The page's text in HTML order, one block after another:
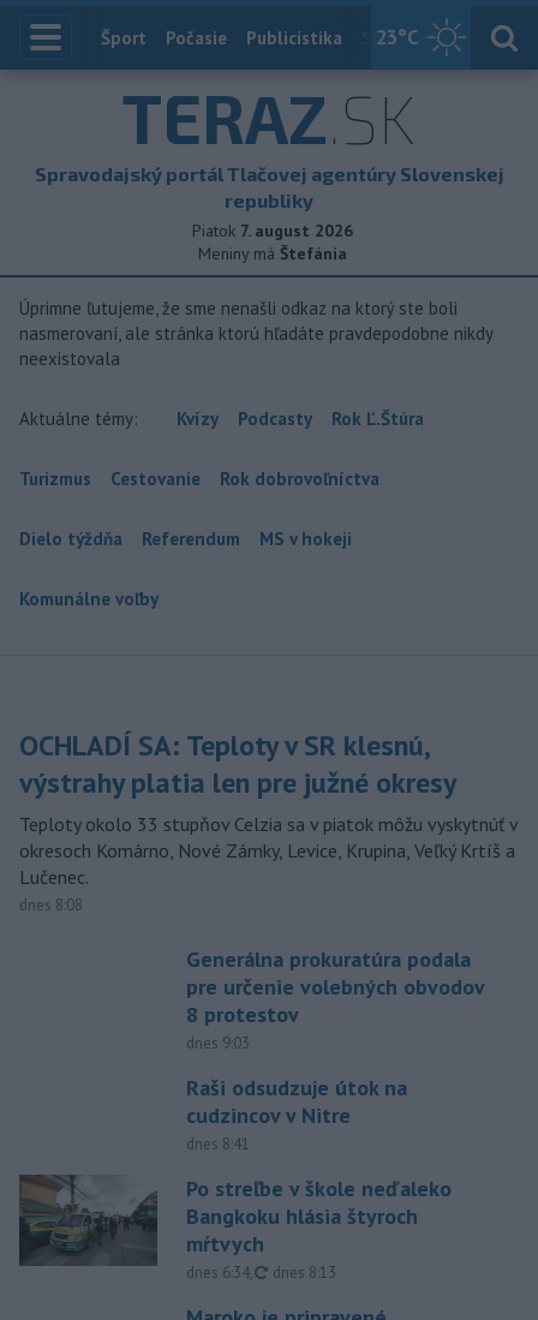
23°C
Index
Šport Počasie Publicistika Slovensko
TERAZ.SK
Spravodajský portál Tlačovej agentúry Slovenskej
republiky
Piatok 7. august 2026
Meniny má Štefánia
Úprimne ľutujeme, že sme nenašli odkaz na ktorý ste boli
nasmerovaní, ale stránka ktorú hľadáte pravdepodobne nikdy
neexistovala
Aktuálne témy: Kvízy Podcasty Rok Ľ.Štúra
Turizmus Cestovanie Rok dobrovoľníctva
Dielo týždňa Referendum MS v hokeji
Komunálne voľby
OCHLADÍ SA: Teploty v SR klesnú,
výstrahy platia len pre južné okresy
Teploty okolo 33 stupňov Celzia sa v piatok môžu vyskytnúť v
okresoch Komárno, Nové Zámky, Levice, Krupina, Veľký Krtíš a
Lučenec.
dnes 8:08
Generálna prokuratúra podala
pre určenie volebných obvodov
8 protestov
dnes 9:03
Raši odsudzuje útok na
cudzincov v Nitre
dnes 8:41
Po streľbe v škole neďaleko
Bangkoku hlásia štyroch
mŕtvych
dnes 6:34, aktualizované
dnes 8:13